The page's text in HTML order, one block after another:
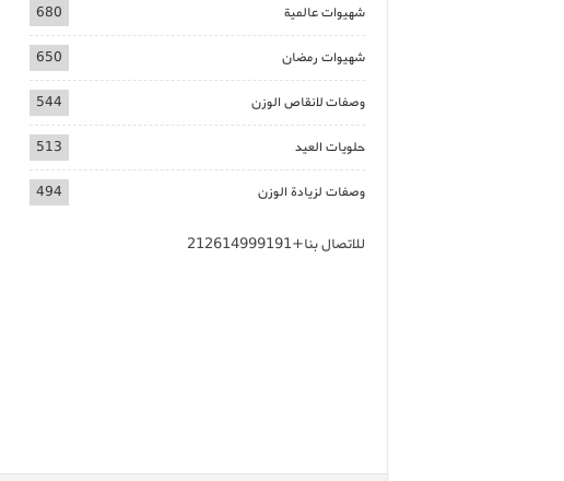
شهيوات عالمية 680
شهيوات رمضان 650
وصفات لانقاص الوزن 544
حلويات العيد 513
وصفات لزيادة الوزن 494
للاتصال بنا+212614999191